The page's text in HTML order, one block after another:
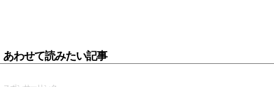
あわせて読みたい記事